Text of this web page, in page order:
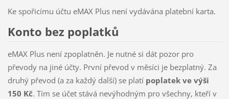
Ke spořicímu účtu eMAX Plus není vydávána platební karta.
Konto bez poplatků
eMAX Plus není zpoplatněn. Je nutné si dát pozor pro
převody na jiné účty. První převod v měsíci je bezplatný. Za
druhý převod (a za každý další) se platí poplatek ve výši
150 Kč. Tím se účet stává nevýhodným pro všechny, kteří v